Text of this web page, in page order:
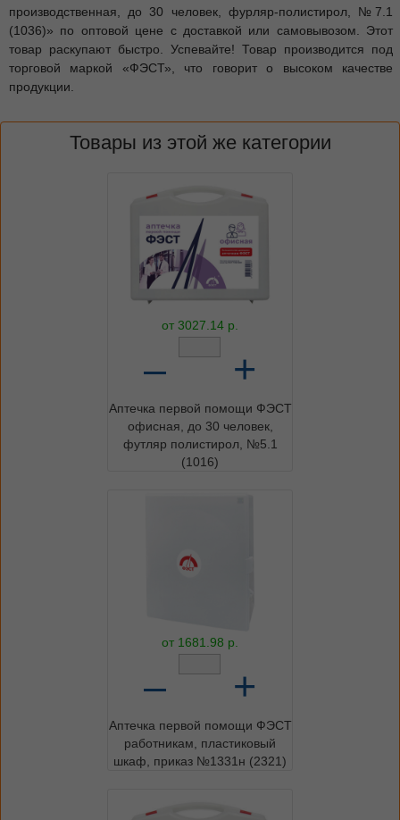
производственная, до 30 человек, фурляр-полистирол, №7.1
(1036)» по оптовой цене с доставкой или самовывозом. Этот
товар раскупают быстро. Успевайте! Товар производится под
торговой маркой «ФЭСТ», что говорит о высоком качестве
продукции.
Товары из этой же категории
от 3027.14 р.
– +
Аптечка первой помощи ФЭСТ
офисная, до 30 человек,
футляр полистирол, №5.1
(1016)
от 1681.98 р.
– +
Аптечка первой помощи ФЭСТ
работникам, пластиковый
шкаф, приказ №1331н (2321)